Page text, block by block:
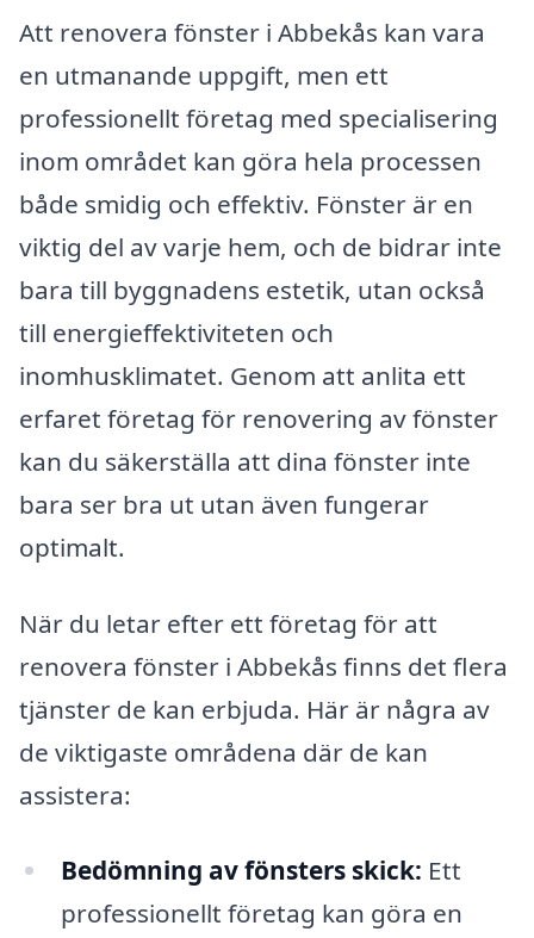
Att renovera fönster i Abbekås kan vara
en utmanande uppgift, men ett
professionellt företag med specialisering
inom området kan göra hela processen
både smidig och effektiv. Fönster är en
viktig del av varje hem, och de bidrar inte
bara till byggnadens estetik, utan också
till energieffektiviteten och
inomhusklimatet. Genom att anlita ett
erfaret företag för renovering av fönster
kan du säkerställa att dina fönster inte
bara ser bra ut utan även fungerar
optimalt.
När du letar efter ett företag för att
renovera fönster i Abbekås finns det flera
tjänster de kan erbjuda. Här är några av
de viktigaste områdena där de kan
assistera:
Bedömning av fönsters skick: Ett
professionellt företag kan göra en